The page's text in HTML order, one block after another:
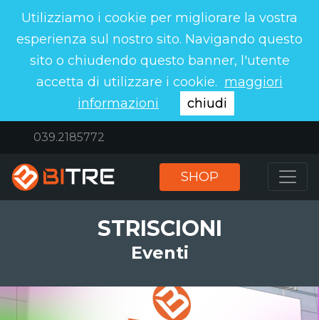
Utilizziamo i cookie per migliorare la vostra
esperienza sul nostro sito. Navigando questo
sito o chiudendo questo banner, l'utente
accetta di utilizzare i cookie. maggiori
informazioni
chiudi
039.2185772
SHOP
STRISCIONI
Eventi